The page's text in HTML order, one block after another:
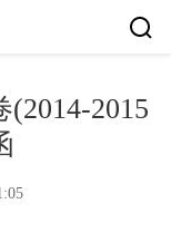
(2014-2015